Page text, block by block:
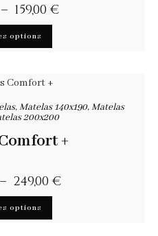
– 159,00 €
options
,Matelas 140x190,Matelas
200x200
+
– 249,00 €
options